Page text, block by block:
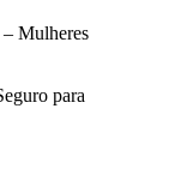
– Mulheres
para